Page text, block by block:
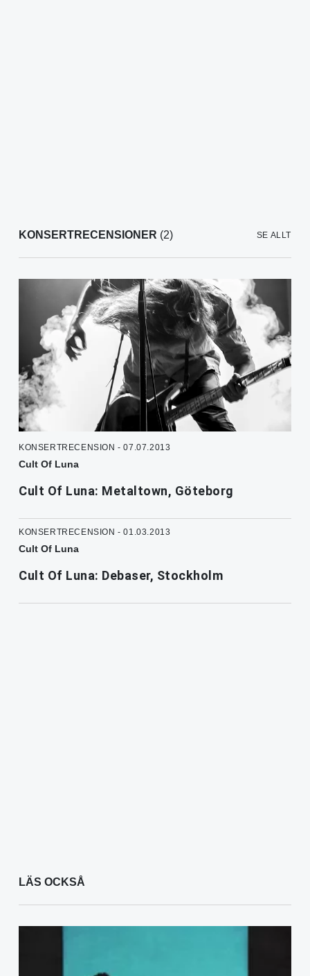
KONSERTRECENSIONER (2) SE ALLT
KONSERTRECENSION - 07.07.2013
Cult Of Luna
Cult Of Luna: Metaltown, Göteborg
KONSERTRECENSION - 01.03.2013
Cult Of Luna
Cult Of Luna: Debaser, Stockholm
LÄS OCKSÅ